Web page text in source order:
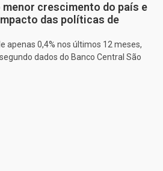
crescimento do país e
das políticas de
apenas 0,4% nos últimos 12 meses,
dados do Banco Central São